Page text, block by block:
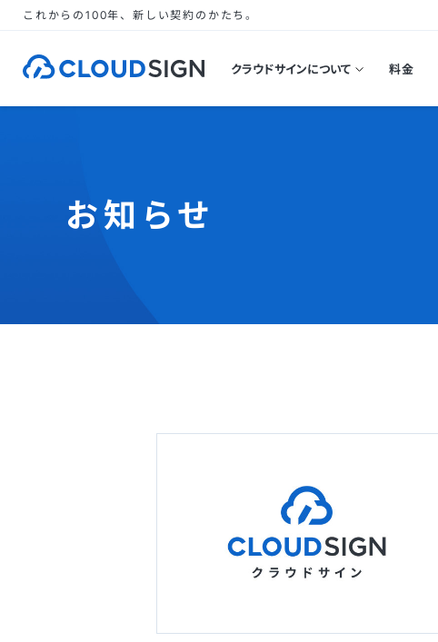
これからの100年、新しい契約のかたち。
クラウドサインについて 料金
お知らせ